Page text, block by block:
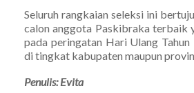
Seluruh rangkaian seleksi ini
calon anggota Paskibraka terbaik
pada peringatan Hari Ulang Tahun
di tingkat kabupaten maupun
Penulis: Evita